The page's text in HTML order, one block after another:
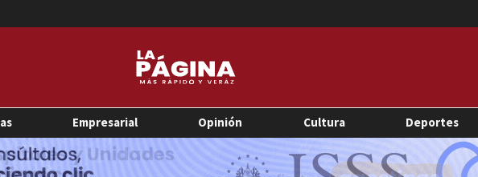
Empresarial Opinión Cultura Deportes